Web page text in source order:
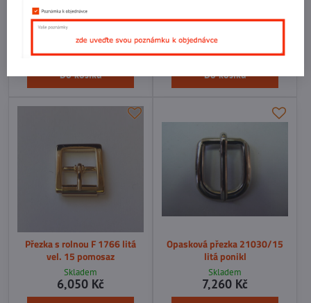
Přezka F047/16 RAL 3015
růžová
Skladem
5,277 Kč
Do košíku
červená
Skladem
5,277 Kč
Do košíku
Přezka s rolnou F 1766 litá
vel. 15 pomosaz
Skladem
6,050 Kč
Opasková přezka 21030/15
litá ponikl
Skladem
7,260 Kč